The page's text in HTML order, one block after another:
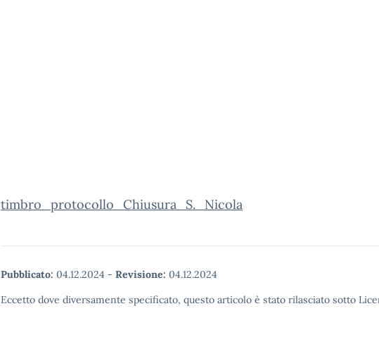
timbro_protocollo_Chiusura_S._Nicola
Pubblicato: 04.12.2024 - Revisione: 04.12.2024
Eccetto dove diversamente specificato, questo articolo è stato rilasciato sotto